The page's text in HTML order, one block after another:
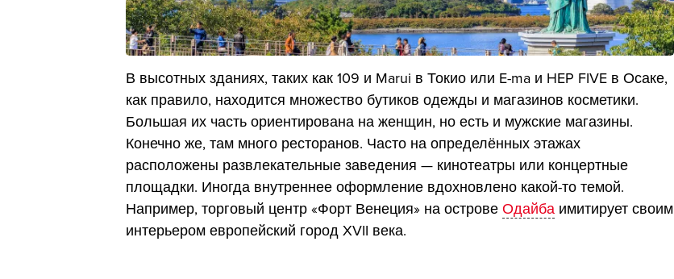
В высотных зданиях, таких как 109 и Marui в Токио или E-ma и HEP FIVE в Осаке,
как правило, находится множество бутиков одежды и магазинов косметики.
Большая их часть ориентирована на женщин, но есть и мужские магазины.
Конечно же, там много ресторанов. Часто на определённых этажах
расположены развлекательные заведения — кинотеатры или концертные
площадки. Иногда внутреннее оформление вдохновлено какой-то темой.
Например, торговый центр «Форт Венеция» на острове Одайба имитирует своим
интерьером европейский город XVII века.